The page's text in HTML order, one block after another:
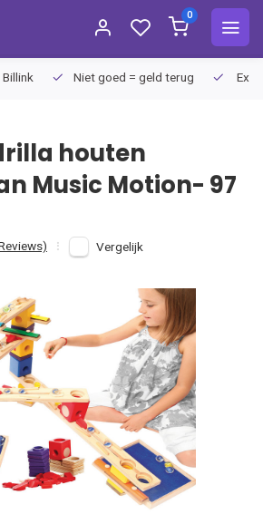
0
Niet goed = geld terug
houten
Music Motion- 97
Vergelijk